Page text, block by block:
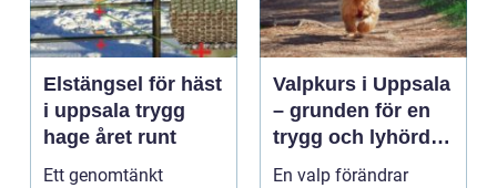
Elstängsel för häst
i uppsala trygg
hage året runt
Ett genomtänkt
Valpkurs i Uppsala
– grunden för en
trygg och lyhörd
hund
En valp förändrar